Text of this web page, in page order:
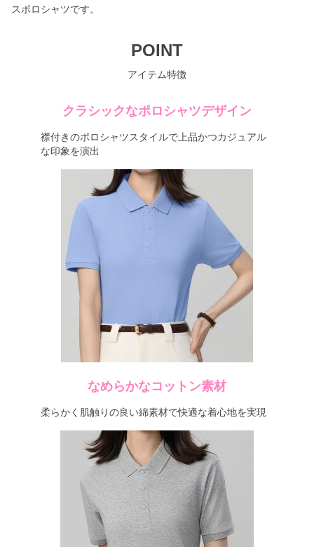
スポロシャツです。
POINT
アイテム特徴
クラシックなポロシャツデザイン
襟付きのポロシャツスタイルで上品かつカジュアル
な印象を演出
なめらかなコットン素材
柔らかく肌触りの良い綿素材で快適な着心地を実現